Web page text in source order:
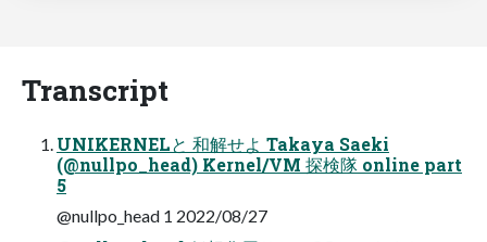
Transcript
UNIKERNELと 和解せよ Takaya Saeki
(@nullpo_head) Kernel/VM 探検隊 online part
5
@nullpo_head 1 2022/08/27